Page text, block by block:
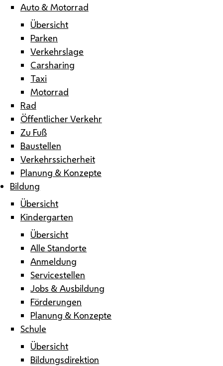
Auto & Motorrad
Übersicht
Parken
Verkehrslage
Carsharing
Taxi
Motorrad
Rad
Öffentlicher Verkehr
Zu Fuß
Baustellen
Verkehrssicherheit
Planung & Konzepte
Bildung
Übersicht
Kindergarten
Übersicht
Alle Standorte
Anmeldung
Servicestellen
Jobs & Ausbildung
Förderungen
Planung & Konzepte
Schule
Übersicht
Bildungsdirektion